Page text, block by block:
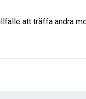
att träffa andra